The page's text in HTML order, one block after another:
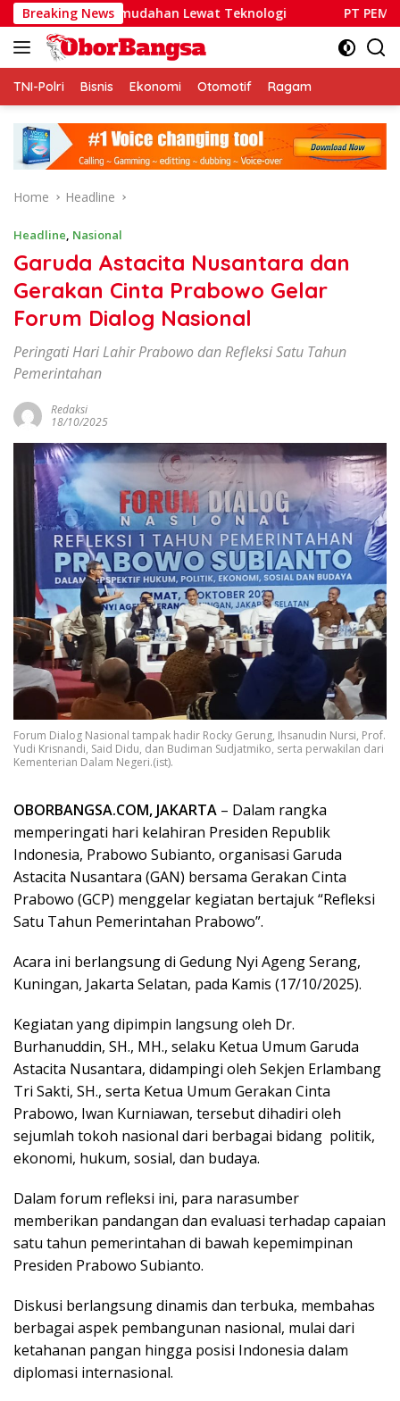
Skip
to
content
Breaking News
Kemudahan Lewat Teknologi PT PEMA Butuh
TNI-Polri Bisnis Ekonomi Otomotif Ragam
Home Headline
Headline, Nasional
Garuda Astacita Nusantara dan
Gerakan Cinta Prabowo Gelar
Forum Dialog Nasional
Peringati Hari Lahir Prabowo dan Refleksi Satu Tahun
Pemerintahan
Redaksi
18/10/2025
Forum Dialog Nasional tampak hadir Rocky Gerung, Ihsanudin Nursi, Prof.
Yudi Krisnandi, Said Didu, dan Budiman Sudjatmiko, serta perwakilan dari
Kementerian Dalam Negeri.(ist).
OBORBANGSA.COM, JAKARTA – Dalam rangka
memperingati hari kelahiran Presiden Republik
Indonesia, Prabowo Subianto, organisasi Garuda
Astacita Nusantara (GAN) bersama Gerakan Cinta
Prabowo (GCP) menggelar kegiatan bertajuk “Refleksi
Satu Tahun Pemerintahan Prabowo”.
Acara ini berlangsung di Gedung Nyi Ageng Serang,
Kuningan, Jakarta Selatan, pada Kamis (17/10/2025).
Kegiatan yang dipimpin langsung oleh Dr.
Burhanuddin, SH., MH., selaku Ketua Umum Garuda
Astacita Nusantara, didampingi oleh Sekjen Erlambang
Tri Sakti, SH., serta Ketua Umum Gerakan Cinta
Prabowo, Iwan Kurniawan, tersebut dihadiri oleh
sejumlah tokoh nasional dari berbagai bidang politik,
ekonomi, hukum, sosial, dan budaya.
Dalam forum refleksi ini, para narasumber
memberikan pandangan dan evaluasi terhadap capaian
satu tahun pemerintahan di bawah kepemimpinan
Presiden Prabowo Subianto.
Diskusi berlangsung dinamis dan terbuka, membahas
berbagai aspek pembangunan nasional, mulai dari
ketahanan pangan hingga posisi Indonesia dalam
diplomasi internasional.